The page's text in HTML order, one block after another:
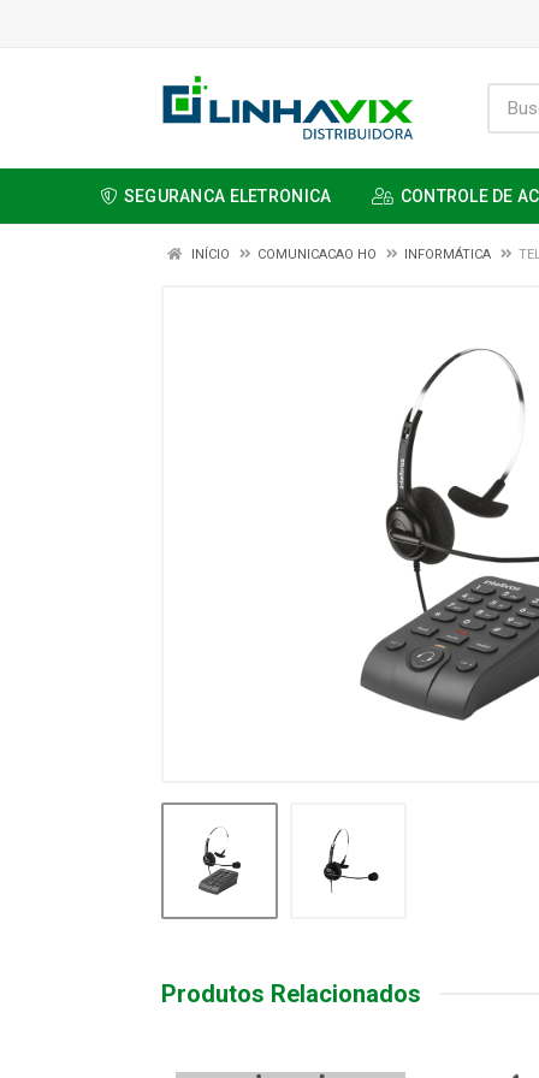
SEGURANCA ELETRONICA CONTROLE DE
INÍCIO COMUNICACAO HO INFORMÁTICA
Produtos Relacionados